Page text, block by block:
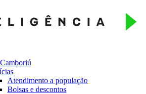
Atendimento a população
Bolsas e descontos